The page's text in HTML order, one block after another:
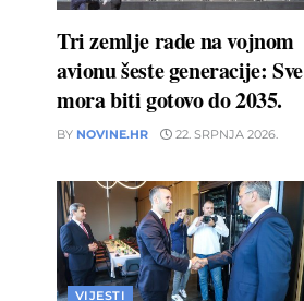
Tri zemlje rade na vojnom
avionu šeste generacije: Sve
mora biti gotovo do 2035.
BY NOVINE.HR 22. SRPNJA 2026.
VIJESTI